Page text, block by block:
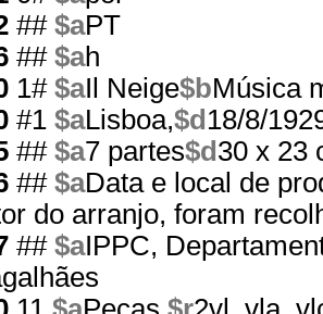
## $aPT
## $ah
1# $aIl Neige$bMúsica
#1 $aLisboa,$d 18/8/
## $a7 partes$d 30 x 23
## $aData e local de
do arranjo, foram
## $aIPPC,